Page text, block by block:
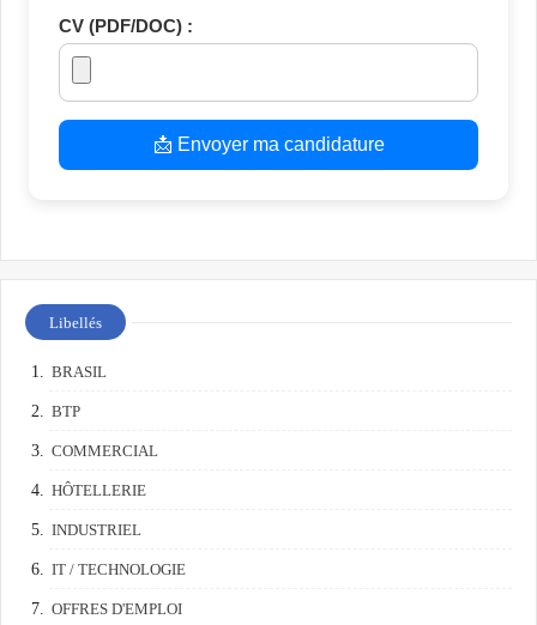
CV (PDF/DOC) :
📩 Envoyer ma candidature
Libellés
BRASIL
BTP
COMMERCIAL
HÔTELLERIE
INDUSTRIEL
IT / TECHNOLOGIE
OFFRES D'EMPLOI